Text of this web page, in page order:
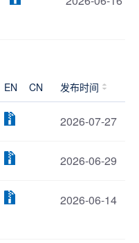
EN CN 发布时间
2026-07-27
2026-06-29
2026-06-14